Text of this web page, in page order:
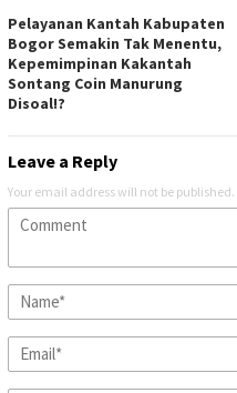
Pelayanan Kantah Kabupaten
Bogor Semakin Tak Menentu,
Kepemimpinan Kakantah
Sontang Coin Manurung
Disoal!?
Leave a Reply
Your email address will not be published.